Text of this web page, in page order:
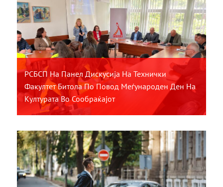
РСБСП На Панел Дискусија На Технички
Факултет Битола По Повод Меѓународен Ден На
Културата Во Сообраќајот